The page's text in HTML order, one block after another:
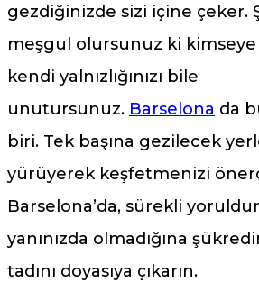
gezdiğinizde sizi içine çeker.
meşgul olursunuz ki
kendi yalnızlığınızı bile
unutursunuz. Barselona da
biri. Tek başına gezilecek
yürüyerek keşfetmenizi
Barselona’da, sürekli
yanınızda olmadığına
tadını doyasıya çıkarın.